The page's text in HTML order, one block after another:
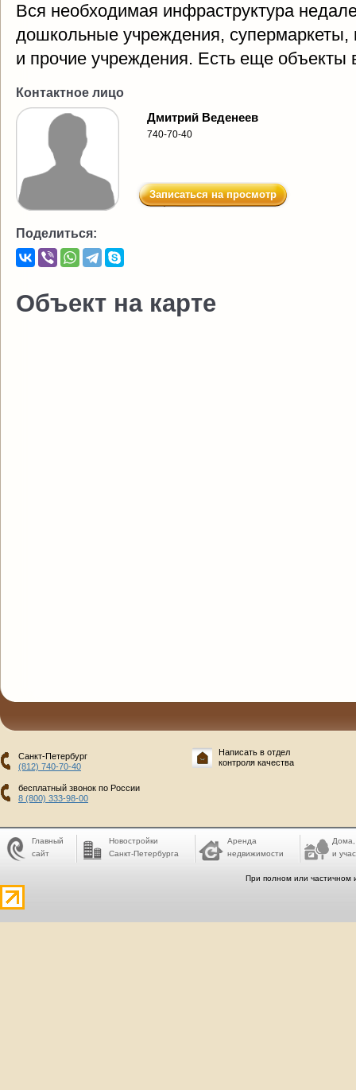
Вся необходимая инфраструктура
дошкольные учреждения,
и прочие учреждения. Есть еще
Контактное лицо
Дмитрий Веденеев
740-70-40
Записаться на просмотр
Поделиться:
Объект на карте
Санкт-Петербург
(812) 740-70-40
бесплатный звонок по России
8 (800) 333-98-00
Написать в отдел
контроля качества
Главный
сайт
Новостройки
Санкт-Петербурга
Аренда
недвижимости
Дома,
и
При полном или частичном